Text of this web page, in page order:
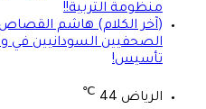
منظومة التربية!!
(آخر الكلام) هاشم
الصحفيين السودانيين في
تأسيس!
الرياض 44
℃